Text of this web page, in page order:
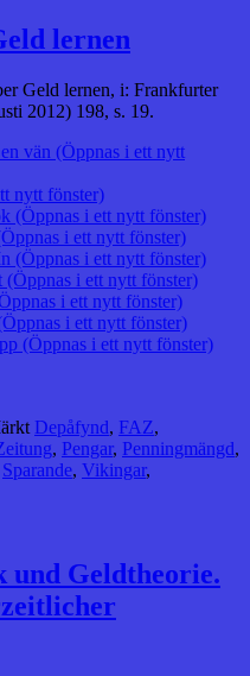
lernen
Geld lernen, i: Frankfurter
2012) 198, s. 19.
vän (Öppnas i ett nytt
nytt fönster)
(Öppnas i ett nytt fönster)
i ett nytt fönster)
(Öppnas i ett nytt fönster)
i ett nytt fönster)
i ett nytt fönster)
i ett nytt fönster)
(Öppnas i ett nytt fönster)
Depåfynd, FAZ,
, Pengar, Penningmängd,
Sparande, Vikingar,
Geldtheorie.